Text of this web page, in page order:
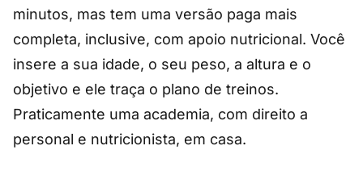
minutos, mas tem uma versão paga mais
completa, inclusive, com apoio nutricional. Você
insere a sua idade, o seu peso, a altura e o
objetivo e ele traça o plano de treinos.
Praticamente uma academia, com direito a
personal e nutricionista, em casa.